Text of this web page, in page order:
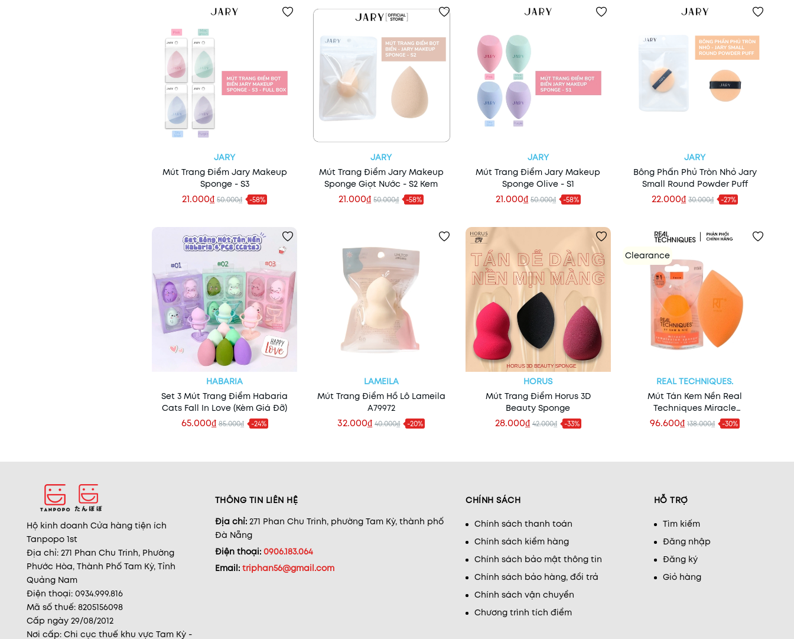
Thêm vào giỏ
JARY
Mút Trang Điểm Jary Makeup
Sponge - S3
21.000₫ 50.000₫ -58%
Thêm vào giỏ
JARY
Mút Trang Điểm Jary Makeup
Sponge Giọt Nước - S2 Kem
21.000₫ 50.000₫ -58%
Thêm vào giỏ
JARY
Mút Trang Điểm Jary Makeup
Sponge Olive - S1
21.000₫ 50.000₫ -58%
Thêm vào giỏ
JARY
Bông Phấn Phủ Tròn Nhỏ Jary
Small Round Powder Puff
22.000₫ 30.000₫ -27%
HABARIA
Set 3 Mút Trang Điểm Habaria
Cats Fall In Love (Kèm Giá Đỡ)
65.000₫ 85.000₫ -24%
Thêm vào giỏ
LAMEILA
Mút Trang Điểm Hồ Lô Lameila
A79972
32.000₫ 40.000₫ -20%
HORUS
Mút Trang Điểm Horus 3D
Beauty Sponge
28.000₫ 42.000₫ -33%
Clearance
REAL TECHNIQUES.
Mút Tán Kem Nền Real
Techniques Miracle
Complexion Sponge
96.600₫ 138.000₫ -30%
Hộ kinh doanh Cửa hàng tiện ích
Tanpopo 1st
Địa chỉ: 271 Phan Chu Trinh, Phường
Phước Hòa, Thành Phố Tam Kỳ, Tỉnh
Quảng Nam
Điện thoại: 0934.999.816
Mã số thuế: 8205156098
Cấp ngày 29/08/2012
Nơi cấp: Chi cục thuế khu vực Tam Kỳ -
THÔNG TIN LIÊN HỆ
Địa chỉ: 271 Phan Chu Trinh, phường Tam Kỳ, thành phố
Đà Nẵng
Điện thoại: 0906.183.064
Email: triphan56@gmail.com
CHÍNH SÁCH
Chính sách thanh toán
Chính sách kiểm hàng
Chính sách bảo mật thông tin
Chính sách bảo hàng, đổi trả
Chính sách vận chuyển
Chương trình tích điểm
HỖ TRỢ
Tìm kiếm
Đăng nhập
Đăng ký
Giỏ hàng